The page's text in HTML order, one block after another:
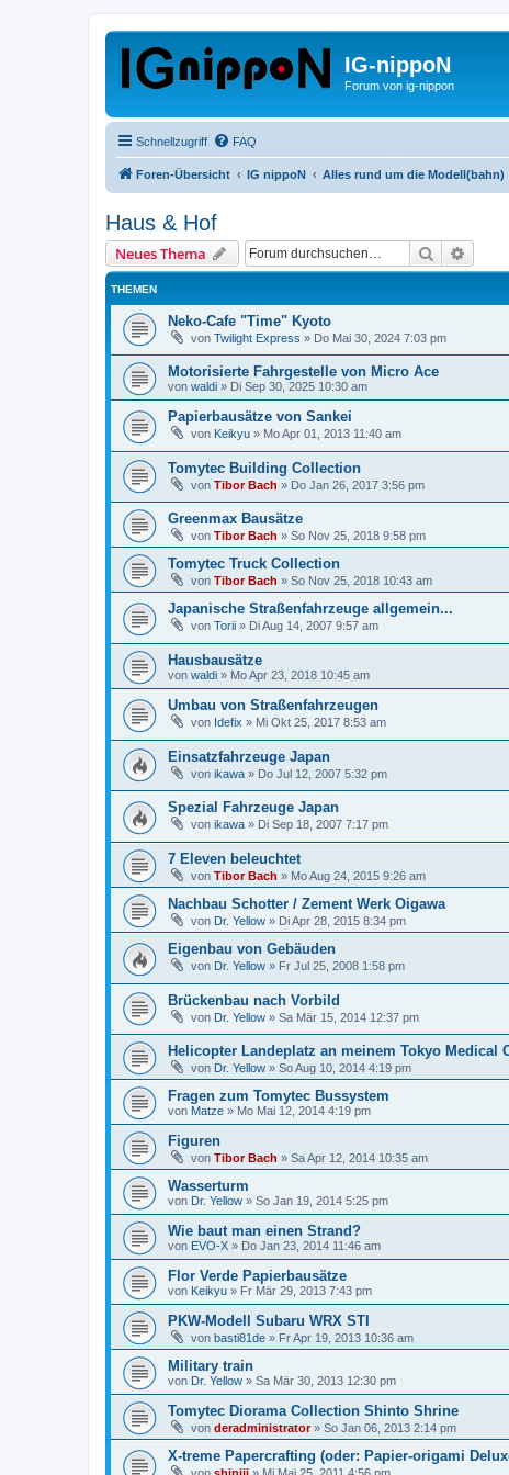
IG-nippoN
Forum von ig-nippon
Schnellzugriff FAQ
Foren-Übersicht IG nippoN Alles rund um die Modell(bahn)
Haus & Hof
Neues Thema Suche
THEMEN
Neko-Cafe "Time" Kyoto
von Twilight Express » Do Mai 30, 2024 7:03 pm
Motorisierte Fahrgestelle von Micro Ace
von waldi » Di Sep 30, 2025 10:30 am
Papierbausätze von Sankei
von Keikyu » Mo Apr 01, 2013 11:40 am
Tomytec Building Collection
von Tibor Bach » Do Jan 26, 2017 3:56 pm
Greenmax Bausätze
von Tibor Bach » So Nov 25, 2018 9:58 pm
Tomytec Truck Collection
von Tibor Bach » So Nov 25, 2018 10:43 am
Japanische Straßenfahrzeuge allgemein...
von Torii » Di Aug 14, 2007 9:57 am
Hausbausätze
von waldi » Mo Apr 23, 2018 10:45 am
Umbau von Straßenfahrzeugen
von Idefix » Mi Okt 25, 2017 8:53 am
Einsatzfahrzeuge Japan
von ikawa » Do Jul 12, 2007 5:32 pm
Spezial Fahrzeuge Japan
von ikawa » Di Sep 18, 2007 7:17 pm
7 Eleven beleuchtet
von Tibor Bach » Mo Aug 24, 2015 9:26 am
Nachbau Schotter / Zement Werk Oigawa
von Dr. Yellow » Di Apr 28, 2015 8:34 pm
Eigenbau von Gebäuden
von Dr. Yellow » Fr Jul 25, 2008 1:58 pm
Brückenbau nach Vorbild
von Dr. Yellow » Sa Mär 15, 2014 12:37 pm
Helicopter Landeplatz an meinem Tokyo Medical
von Dr. Yellow » So Aug 10, 2014 4:19 pm
Fragen zum Tomytec Bussystem
von Matze » Mo Mai 12, 2014 4:19 pm
Figuren
von Tibor Bach » Sa Apr 12, 2014 10:35 am
Wasserturm
von Dr. Yellow » So Jan 19, 2014 5:25 pm
Wie baut man einen Strand?
von EVO-X » Do Jan 23, 2014 11:46 am
Flor Verde Papierbausätze
von Keikyu » Fr Mär 29, 2013 7:43 pm
PKW-Modell Subaru WRX STI
von basti81de » Fr Apr 19, 2013 10:36 am
Military train
von Dr. Yellow » Sa Mär 30, 2013 12:30 pm
Tomytec Diorama Collection Shinto Shrine
von deradministrator» So Jan 06, 2013 2:14 pm
X-treme Papercrafting (oder: Papier-origami